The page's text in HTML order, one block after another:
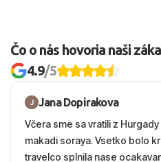
Čo o nás hovoria naši
4.9/5
Jana Dopirakova
Včera sme sa vratili z
makadi soraya. Vsetko bolo
travelco splnila nase